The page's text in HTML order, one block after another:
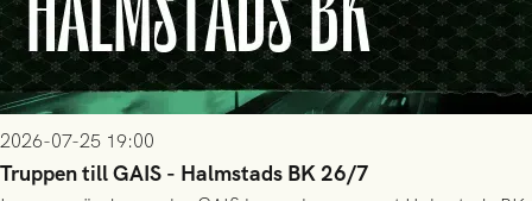
2026-07-25 19:00
Truppen till GAIS - Halmstads BK 26/7